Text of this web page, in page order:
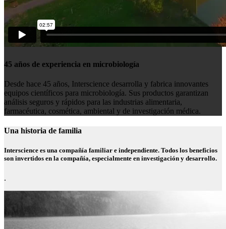
45 años de experiencia en microbiología
Desde hace 45 años, Interscience desarrolla y fabrica innovantes
equipos científicos para microbiología. Sus productos garantizan
análisis seguros y rápidos para las industrias alimentaria,
farmacéutica, cosmética, ambiental y de investigación médica.
Una historia de familia
Interscience es una compañía familiar e independiente. Todos los beneficios
son invertidos en la compañía, especialmente en investigación y desarrollo.
.